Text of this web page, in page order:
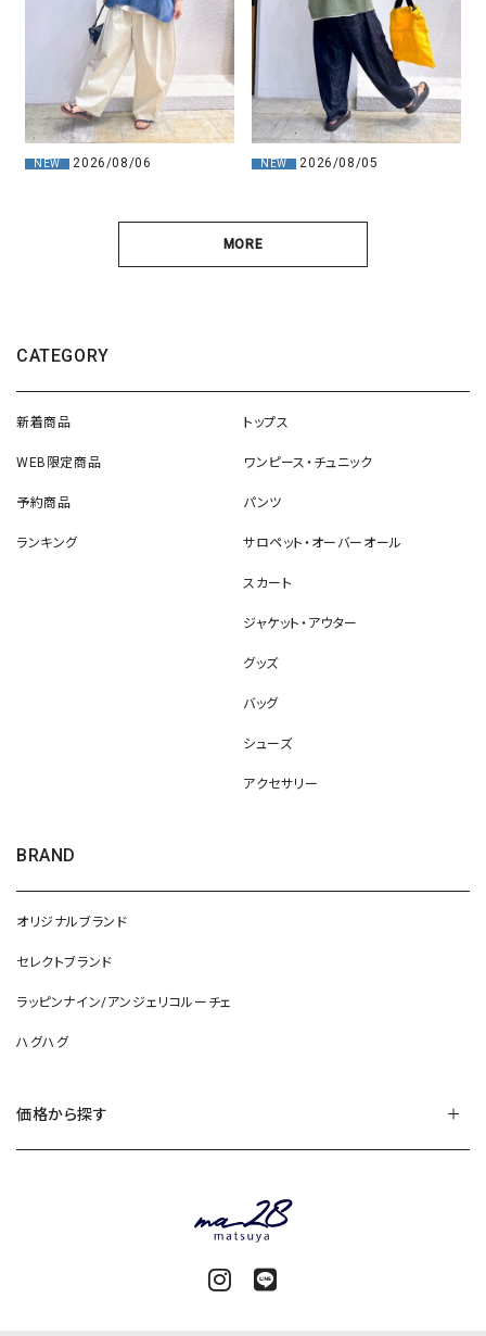
NEW 2026/08/06 NEW 2026/08/05
MORE
CATEGORY
新着商品
WEB限定商品
予約商品
ランキング
トップス
ワンピース・チュニック
パンツ
サロペット・オーバーオール
スカート
ジャケット・アウター
グッズ
バッグ
シューズ
アクセサリー
BRAND
オリジナルブランド
セレクトブランド
ラッピンナイン/アンジェリコルーチェ
ハグハグ
価格から探す